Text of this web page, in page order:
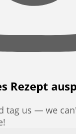
Rezept
tag us — we